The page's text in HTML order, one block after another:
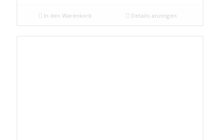
In den Warenkorb Details anzeigen